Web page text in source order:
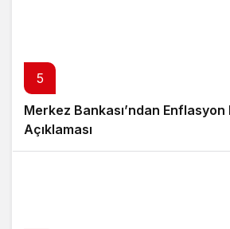
5
Merkez Bankası’ndan Enflasyon
Açıklaması